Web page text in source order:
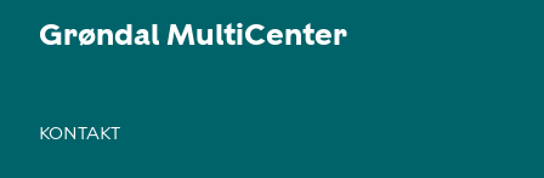
Grøndal MultiCenter
KONTAKT